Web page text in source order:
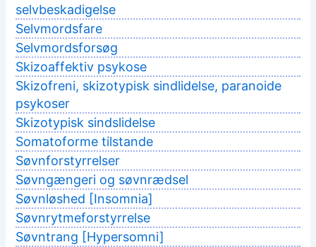
selvbeskadigelse
Selvmordsfare
Selvmordsforsøg
Skizoaffektiv psykose
Skizofreni, skizotypisk sindlidelse, paranoide
psykoser
Skizotypisk sindslidelse
Somatoforme tilstande
Søvnforstyrrelser
Søvngængeri og søvnrædsel
Søvnløshed [Insomnia]
Søvnrytmeforstyrrelse
Søvntrang [Hypersomni]